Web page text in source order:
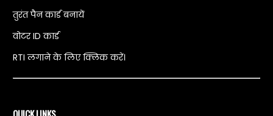
तुरंत पैन कार्ड बनायें
वोटर ID कार्ड
RTI लगाने के लिए क्लिक करें।